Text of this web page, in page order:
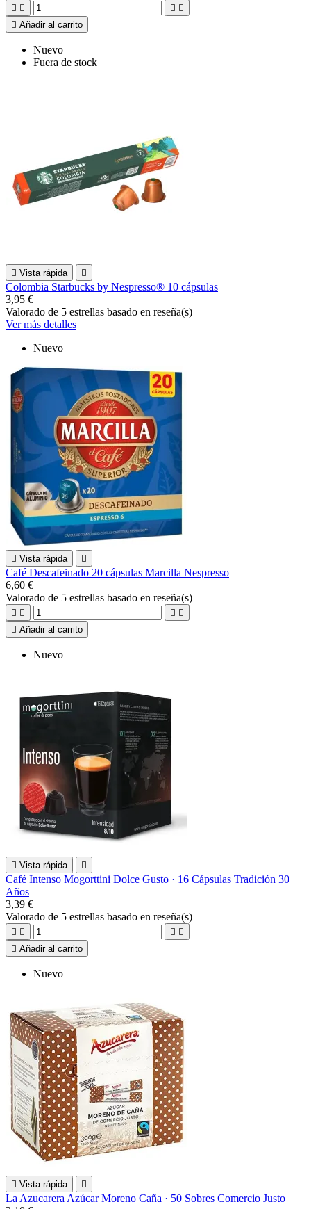
   
 Añadir al carrito
Nuevo
Fuera de stock
 Vista rápida 
Colombia Starbucks by Nespresso® 10 cápsulas
3,95 €
Valorado de 5 estrellas basado en reseña(s)
Ver más detalles
Nuevo
 Vista rápida 
Café Descafeinado 20 cápsulas Marcilla Nespresso
6,60 €
Valorado de 5 estrellas basado en reseña(s)
   
 Añadir al carrito
Nuevo
 Vista rápida 
Café Intenso Mogorttini Dolce Gusto · 16 Cápsulas Tradición 30
Años
3,39 €
Valorado de 5 estrellas basado en reseña(s)
   
 Añadir al carrito
Nuevo
 Vista rápida 
La Azucarera Azúcar Moreno Caña · 50 Sobres Comercio Justo